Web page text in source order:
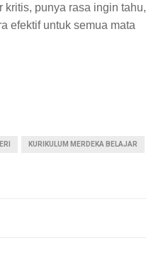
punya rasa ingin tahu,
efektif untuk semua mata
KURIKULUM MERDEKA BELAJAR